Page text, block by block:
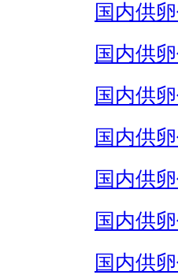
国内供
国内供
国内供
国内供
国内供
国内供
国内供